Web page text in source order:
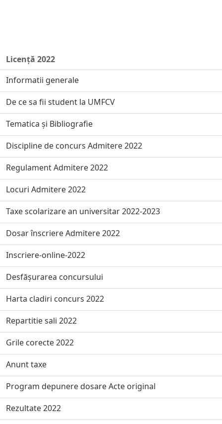
Licență 2022
Informatii generale
De ce sa fii student la UMFCV
Tematica și Bibliografie
Discipline de concurs Admitere 2022
Regulament Admitere 2022
Locuri Admitere 2022
Taxe scolarizare an universitar 2022-2023
Dosar înscriere Admitere 2022
Inscriere-online-2022
Desfășurarea concursului
Harta cladiri concurs 2022
Repartitie sali 2022
Grile corecte 2022
Anunt taxe
Program depunere dosare Acte original
Rezultate 2022